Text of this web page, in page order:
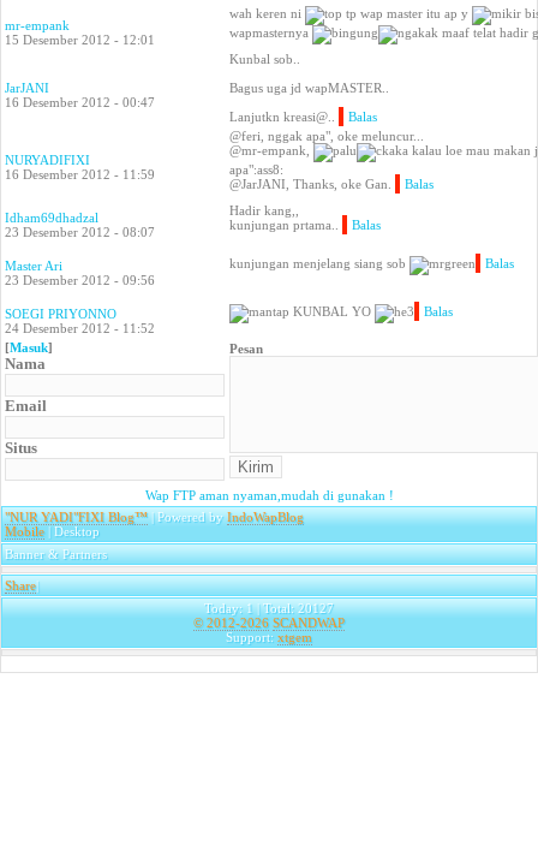
mr-empank
15 Desember 2012 - 12:01
wah keren ni tp wap master itu ap y
wapmasternya
maaf telat hadir
JarJANI
16 Desember 2012 - 00:47
Kunbal sob..
Bagus uga jd wapMASTER..
Lanjutkn kreasi@..
Balas
NURYADIFIXI
16 Desember 2012 - 11:59
@feri, nggak apa", oke meluncur...
@mr-empank,
kalau loe mau makan
apa":ass8:
@JarJANI, Thanks, oke Gan.
Balas
Idham69dhadzal
23 Desember 2012 - 08:07
Hadir kang,,
kunjungan prtama..
Balas
Master Ari
23 Desember 2012 - 09:56
kunjungan menjelang siang sob Balas
SOEGI PRIYONNO
24 Desember 2012 - 11:52
KUNBAL YO Balas
[Masuk]
Nama
Email
Situs
Pesan
Wap FTP aman nyaman,mudah di gunakan !
"NUR YADI"FIXI Blog™| Powered byIndoWapBlog
Mobile| Desktop
Banner & Partners
Share|
Today: 1 | Total: 20127
© 2012-2026 SCANDWAP
Support: xtgem